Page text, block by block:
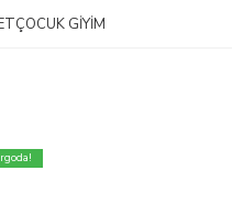
ÇOCUK GIYIM